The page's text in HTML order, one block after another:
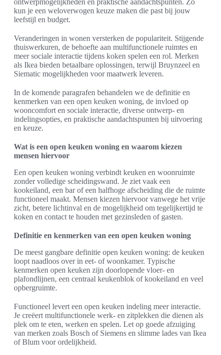
ontwerpmogelijkheden en praktische aandachtspunten. Zo
kun je een weloverwogen keuze maken die past bij jouw
leefstijl en budget.
Veranderingen in wonen versterken de populariteit. Stijgende
thuiswerkuren, de behoefte aan multifunctionele ruimtes en
meer sociale interactie tijdens koken spelen een rol. Merken
als Ikea bieden betaalbare oplossingen, terwijl Bruynzeel en
Siematic mogelijkheden voor maatwerk leveren.
In de komende paragrafen behandelen we de definitie en
kenmerken van een open keuken woning, de invloed op
wooncomfort en sociale interactie, diverse ontwerp- en
indelingsopties, en praktische aandachtspunten bij uitvoering
en keuze.
Wat is een open keuken woning en waarom kiezen
mensen hiervoor
Een open keuken woning verbindt keuken en woonruimte
zonder volledige scheidingswand. Je ziet vaak een
kookeiland, een bar of een halfhoge afscheiding die de ruimte
functioneel maakt. Mensen kiezen hiervoor vanwege het vrije
zicht, betere lichtinval en de mogelijkheid om tegelijkertijd te
koken en contact te houden met gezinsleden of gasten.
Definitie en kenmerken van een open keuken woning
De meest gangbare definitie open keuken woning: de keuken
loopt naadloos over in eet- of woonkamer. Typische
kenmerken open keuken zijn doorlopende vloer- en
plafondlijnen, een centraal keukenblok of kookeiland en veel
opbergruimte.
Functioneel levert een open keuken indeling meer interactie.
Je creëert multifunctionele werk- en zitplekken die dienen als
plek om te eten, werken en spelen. Let op goede afzuiging
van merken zoals Bosch of Siemens en slimme lades van Ikea
of Blum voor ordelijkheid.